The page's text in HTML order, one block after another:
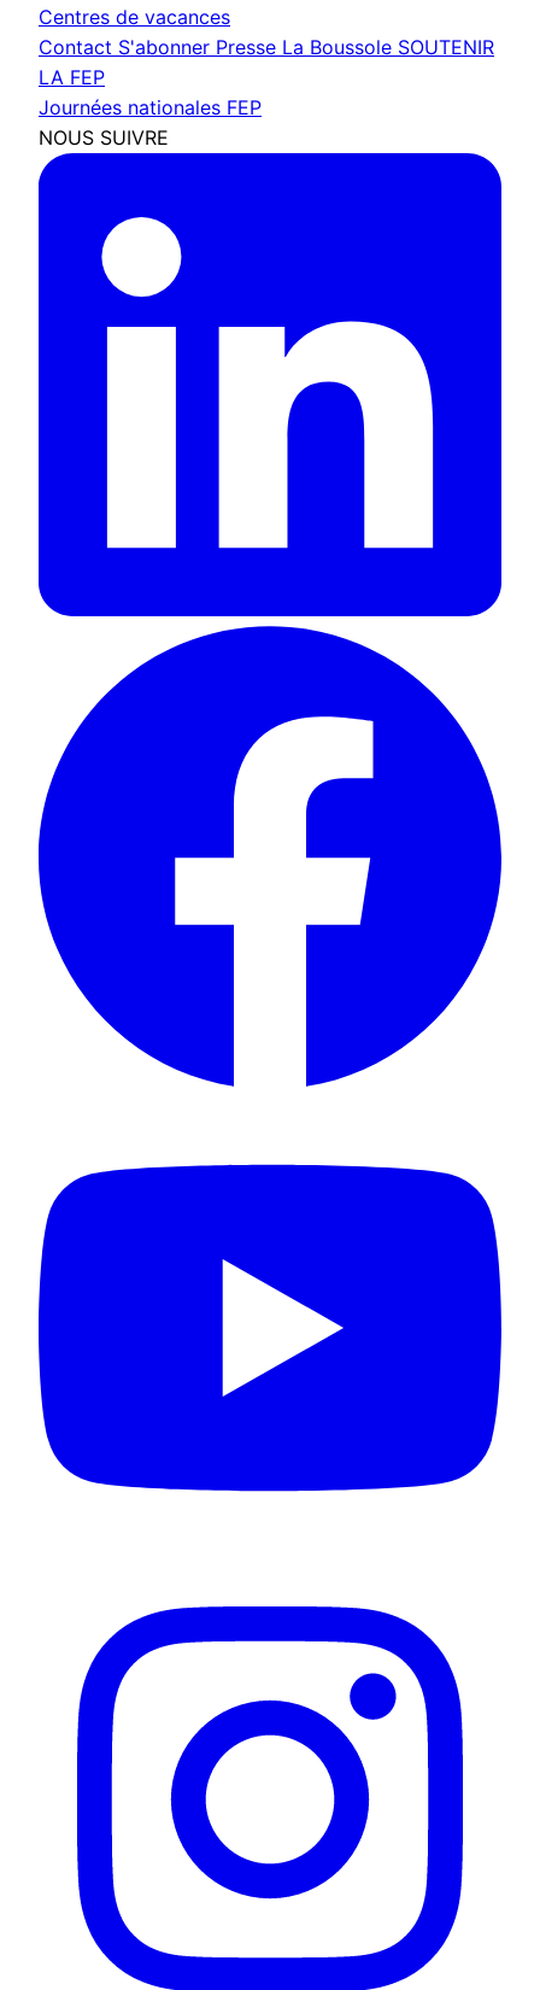
Centres de vacances
Contact S'abonner Presse La Boussole SOUTENIR
LA FEP
Journées nationales FEP
NOUS SUIVRE